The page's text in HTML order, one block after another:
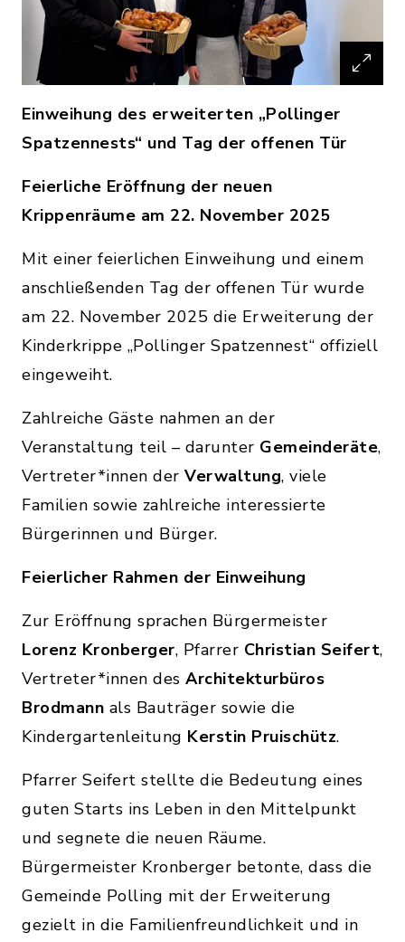
Einweihung des erweiterten „Pollinger
Spatzennests“ und Tag der offenen Tür
Feierliche Eröffnung der neuen
Krippenräume am 22. November 2025
Mit einer feierlichen Einweihung und einem
anschließenden Tag der offenen Tür wurde
am 22. November 2025 die Erweiterung der
Kinderkrippe „Pollinger Spatzennest“ offiziell
eingeweiht.
Zahlreiche Gäste nahmen an der
Veranstaltung teil – darunter Gemeinderäte,
Vertreter*innen der Verwaltung, viele
Familien sowie zahlreiche interessierte
Bürgerinnen und Bürger.
Feierlicher Rahmen der Einweihung
Zur Eröffnung sprachen Bürgermeister
Lorenz Kronberger, Pfarrer Christian Seifert,
Vertreter*innen des Architekturbüros
Brodmann als Bauträger sowie die
Kindergartenleitung Kerstin Pruischütz.
Pfarrer Seifert stellte die Bedeutung eines
guten Starts ins Leben in den Mittelpunkt
und segnete die neuen Räume.
Bürgermeister Kronberger betonte, dass die
Gemeinde Polling mit der Erweiterung
gezielt in die Familienfreundlichkeit und in